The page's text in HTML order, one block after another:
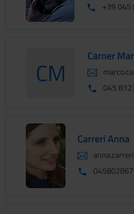
+39 045
CMCarnerMarco
Carner
045
Carreri Anna